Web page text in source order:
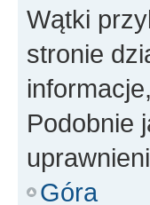
Wątki
stronie
Podobnie
Góra